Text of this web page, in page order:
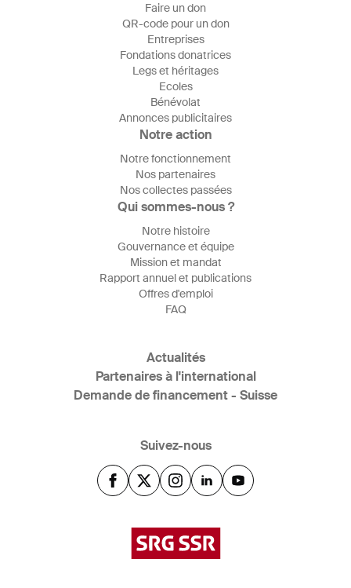
Faire un don
QR-code pour un don
Entreprises
Fondations donatrices
Legs et héritages
Ecoles
Bénévolat
Annonces publicitaires
Notre action
Notre fonctionnement
Nos partenaires
Nos collectes passées
Qui sommes-nous ?
Notre histoire
Gouvernance et équipe
Mission et mandat
Rapport annuel et publications
Offres d'emploi
FAQ
Actualités
Partenaires à l'international
Demande de financement - Suisse
Suivez-nous